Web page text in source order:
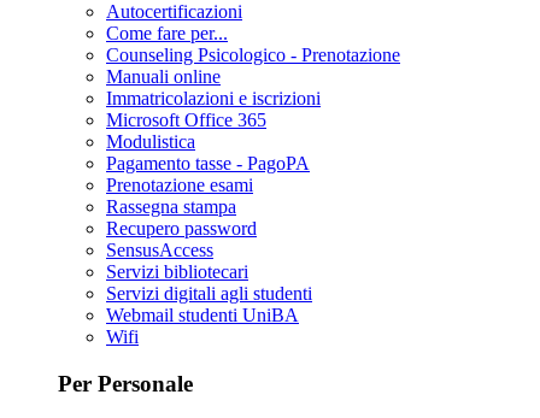
Autocertificazioni
Come fare per...
Counseling Psicologico - Prenotazione
Manuali online
Immatricolazioni e iscrizioni
Microsoft Office 365
Modulistica
Pagamento tasse - PagoPA
Prenotazione esami
Rassegna stampa
Recupero password
SensusAccess
Servizi bibliotecari
Servizi digitali agli studenti
Webmail studenti UniBA
Wifi
Per Personale